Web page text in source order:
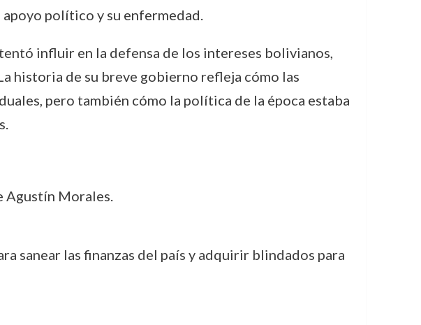
político y su enfermedad.
influir en la defensa de los intereses bolivianos,
historia de su breve gobierno refleja cómo las
pero también cómo la política de la época estaba
Agustín Morales.
sanear las finanzas del país y adquirir blindados para